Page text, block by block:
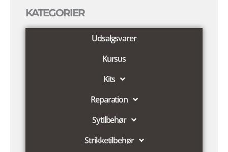
KATEGORIER
Udsalgsvarer
Kursus
Kits
Reparation
Sytilbehør
Strikketilbehør